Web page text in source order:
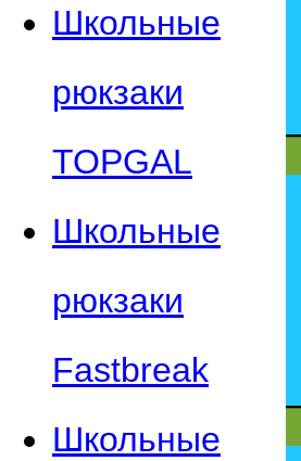
Школьные
рюкзаки
TOPGAL
Школьные
рюкзаки
Fastbreak
Школьные